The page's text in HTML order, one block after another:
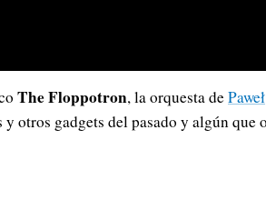
The Floppotron, la orquesta dePaweł
otros gadgets del pasado y algún que